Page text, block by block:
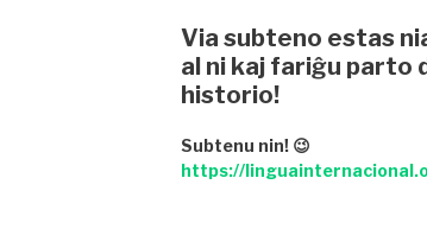
Via subteno estas
al ni kaj fariĝu parto
historio!
Subtenu nin! 😉
https://